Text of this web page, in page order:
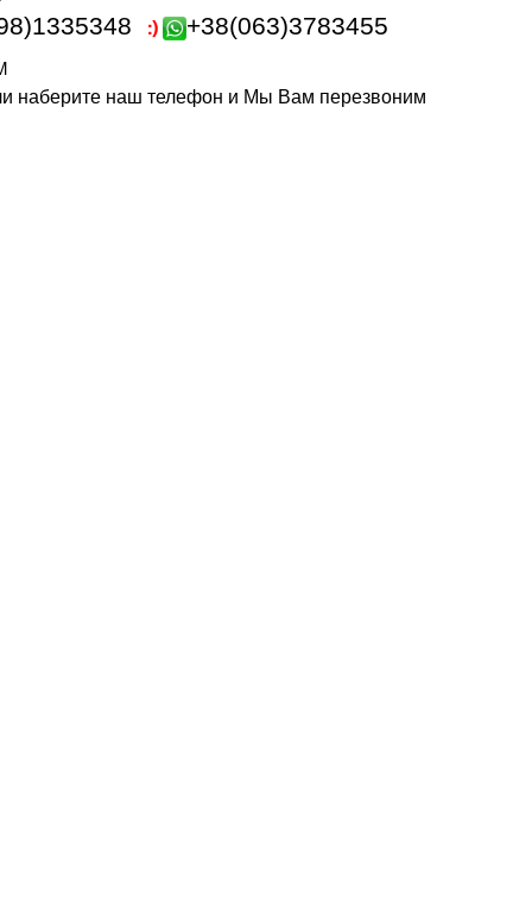
+38(063)3783455
наберите наш телефон и Мы Вам перезвоним